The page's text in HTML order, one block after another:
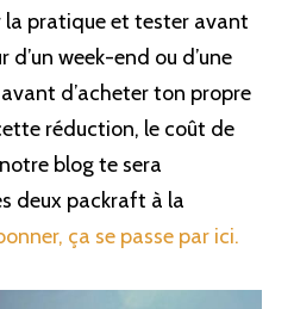
la pratique et tester avant
d’un week-end ou d’une
d’acheter ton propre
réduction, le coût de
blog te sera
deux packraft à la
ça se passe par ici.